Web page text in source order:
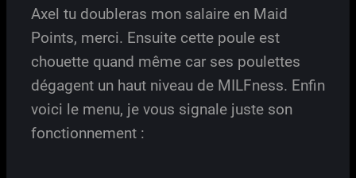
Axel tu doubleras mon salaire en Maid
Points, merci. Ensuite cette poule est
chouette quand même car ses poulettes
dégagent un haut niveau de MILFness. Enfin
voici le menu, je vous signale juste son
fonctionnement :